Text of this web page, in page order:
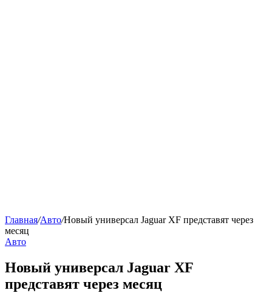
Главная/Авто/Новый универсал Jaguar XF представят через
месяц
Авто
Новый универсал Jaguar XF
представят через месяц